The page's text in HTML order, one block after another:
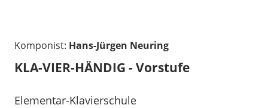
Komponist: Hans-Jürgen Neuring
KLA-VIER-HÄNDIG - Vorstufe
Elementar-Klavierschule